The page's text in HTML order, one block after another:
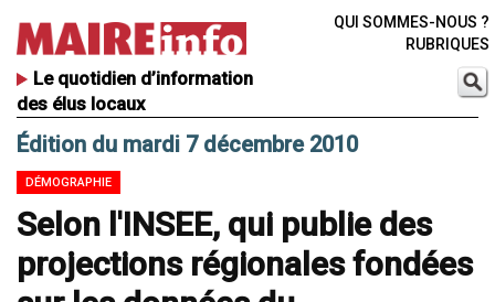
Le quotidien d’information
des élus locaux
QUI SOMMES-NOUS ?
RUBRIQUES
Édition du mardi 7 décembre 2010
DÉMOGRAPHIE
Selon l'INSEE, qui publie des
projections régionales fondées